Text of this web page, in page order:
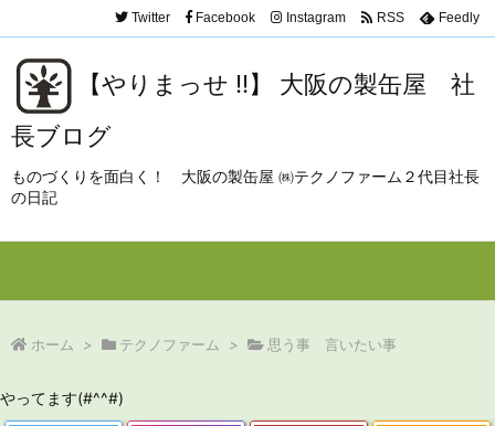
【やりまっせ !!】 大阪の製缶屋 社
長ブログ
ものづくりを面白く！ 大阪の製缶屋 ㈱テクノファーム２代目社長
の日記
Twitter Facebook Instagram RSS Feedly
ホーム > テクノファーム > 思う事 言いたい事
やってます(#^^#)